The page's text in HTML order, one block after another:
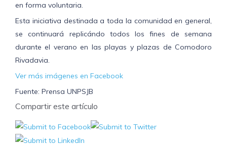
en forma voluntaria.
Esta iniciativa destinada a toda la comunidad en general,
se continuará replicándo todos los fines de semana
durante el verano en las playas y plazas de Comodoro
Rivadavia.
Ver más imágenes en Facebook
Fuente: Prensa UNPSJB
Compartir este artículo